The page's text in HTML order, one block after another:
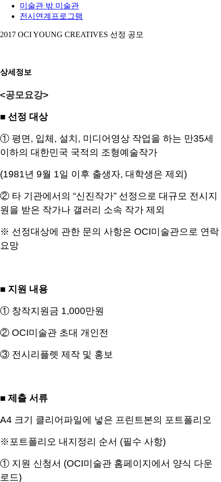
미술관 밖 미술관
전시연계프로그램
2017 OCI YOUNG CREATIVES 선정 공모
상세정보
<공모요강>
■ 선정 대상
① 평면, 입체 , 설치 , 미디어영상 작업을 하는 만35세
이하의 대한민국 국적의 조형예술작가
(1981년 9월 1일 이후 출생자, 대학생은 제외 )
② 타 기관에서의 “신진작가” 선정으로 대규모 전시지
원을 받은 작가나 갤러리 소속 작가 제외
※ 선정대상에 관한 문의 사항은 OCI미술관으로 연락
요망
■ 지원 내용
① 창작지원금 1,000만원
② OCI미술관 초대 개인전
③ 전시리플렛 제작 및 홍보
■ 제출 서류
A4 크기 클리어파일에 넣은 프린트본의 포트폴리오
※포트폴리오 내지정리 순서 (필수 사항)
① 지원 신청서 (OCI미술관 홈페이지에서 양식 다운
로드)